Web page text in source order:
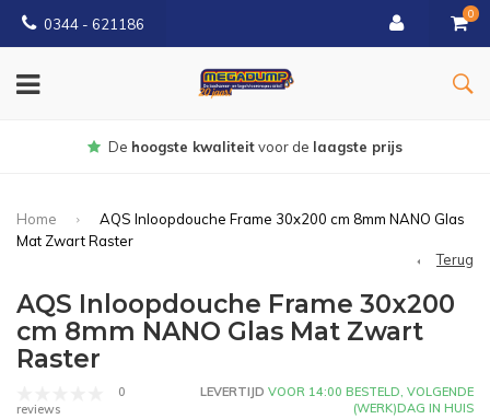
0344 - 621186
0
Gratisbezorgd vanaf € 150
Home
AQS Inloopdouche Frame 30x200 cm 8mm NANO Glas
Mat Zwart Raster
Terug
AQS Inloopdouche Frame 30x200
cm 8mm NANO Glas Mat Zwart
Raster
0
reviews
LEVERTIJD VOOR 14:00 BESTELD, VOLGENDE
(WERK)DAG IN HUIS